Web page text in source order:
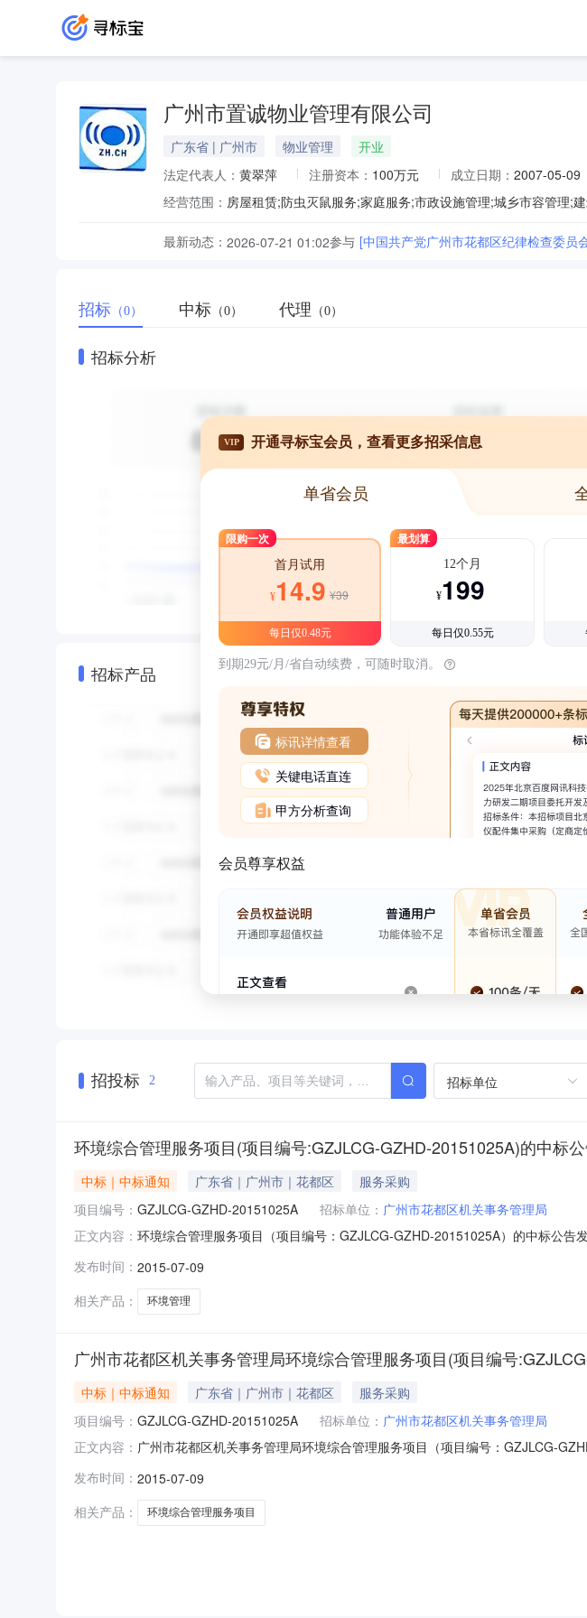
广州市置诚物业管理有限公司
广东省 | 广州市 物业管理
开业
法定代表人： 黄翠萍 注册资本： 100万元 成立日期： 2007-05-09
经营范围：
最新动态： 2026-07-21 01:02参与 [中国共产党广州市花都区纪律检查委员
招标 （0） 中标 （0） 代理 （0）
招标分析
招标产品
VIP 开通寻标宝会员，查看更多招采信息
单省会员
限购一次
首月试用
¥14.9 ¥39
每日仅0.48元
最划算
12个月
¥199
每日仅0.55元
到期29元/月/省自动续费，可随时取消。
标讯详情查看
关键电话直连
甲方分析查询
会员尊享权益
招投标 2 招标单位
环境综合管理服务项目(项目编号:GZJLCG-GZHD-20151025A)的中标
中标｜中标通知 广东省｜广州市｜花都区
服务采购
项目编号： GZJLCG-GZHD-20151025A 招标单位： 广州市花都区机关事务管理局
正文内容： 环境综合管理服务项目（项目编号：GZJLCG-GZHD-20151025A）的中标公
广州金良工程咨询有限公司受广州市花都区机关事务管理局的委托，于2015年6
发布时间： 2015-07-09
相关产品：
环境管理
广州市花都区机关事务管理局环境综合管理服务项目(项目编号
中标｜中标通知 广东省｜广州市｜花都区
服务采购
项目编号： GZJLCG-GZHD-20151025A 招标单位： 广州市花都区机关事务管理局
正文内容： 广州市花都区机关事务管理局环境综合管理服务项目（项目编号：GZJLCG-
正文联系人及联系方式：项目联系人详见公告正文项目联系电话详见公告正文
称广州金良工程咨询
发布时间： 2015-07-09
相关产品：
环境综合管理服务项目